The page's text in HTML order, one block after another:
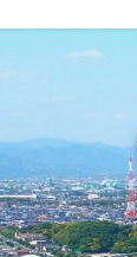
移
ン